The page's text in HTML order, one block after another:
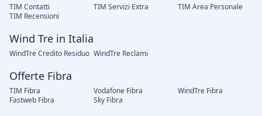
TIM Contatti TIM Servizi Extra
TIM Area Personale
TIM Recensioni
Wind Tre in Italia
WindTre Credito Residuo WindTre Reclami
Offerte Fibra
TIM Fibra Vodafone Fibra
WindTre Fibra
Fastweb Fibra
Sky Fibra